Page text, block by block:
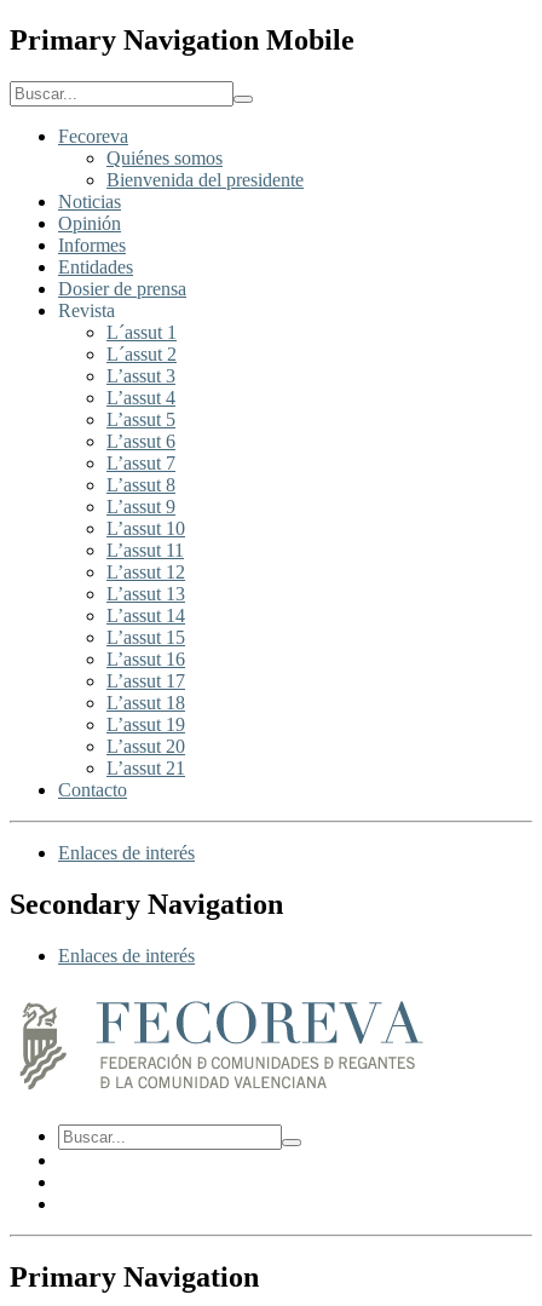
Primary Navigation Mobile
Fecoreva
Quiénes somos
Bienvenida del presidente
Noticias
Opinión
Informes
Entidades
Dosier de prensa
Revista
L´assut 1
L´assut 2
L’assut 3
L’assut 4
L’assut 5
L’assut 6
L’assut 7
L’assut 8
L’assut 9
L’assut 10
L’assut 11
L’assut 12
L’assut 13
L’assut 14
L’assut 15
L’assut 16
L’assut 17
L’assut 18
L’assut 19
L’assut 20
L’assut 21
Contacto
Enlaces de interés
Secondary Navigation
Enlaces de interés
Primary Navigation